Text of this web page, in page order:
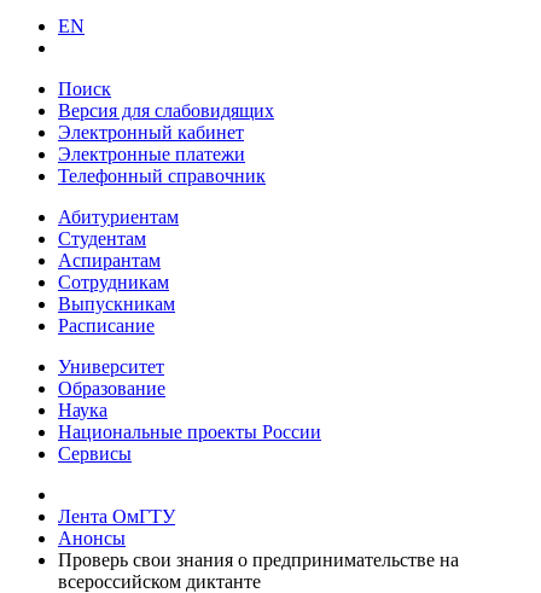
EN
Поиск
Версия для слабовидящих
Электронный кабинет
Электронные платежи
Телефонный справочник
Абитуриентам
Студентам
Аспирантам
Сотрудникам
Выпускникам
Расписание
Университет
Образование
Наука
Национальные проекты России
Сервисы
Лента ОмГТУ
Анонсы
Проверь свои знания о предпринимательстве на
всероссийском диктанте